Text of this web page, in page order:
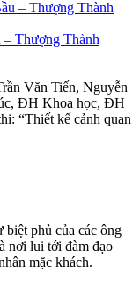
– Thượng Thành
Văn Tiến, Nguyễn
ĐH Khoa học, ĐH
“Thiết kế cảnh quan
biệt phủ của các ông
nơi lui tới đàm đạo
mặc khách.